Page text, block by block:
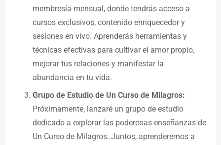
membresía mensual, donde tendrás acceso a
cursos exclusivos, contenido enriquecedor y
sesiones en vivo. Aprenderás herramientas y
técnicas efectivas para cultivar el amor propio,
mejorar tus relaciones y manifestar la
abundancia en tu vida.
Grupo de Estudio de Un Curso de Milagros:
Próximamente, lanzaré un grupo de estudio
dedicado a explorar las poderosas enseñanzas de
Un Curso de Milagros. Juntos, aprenderemos a